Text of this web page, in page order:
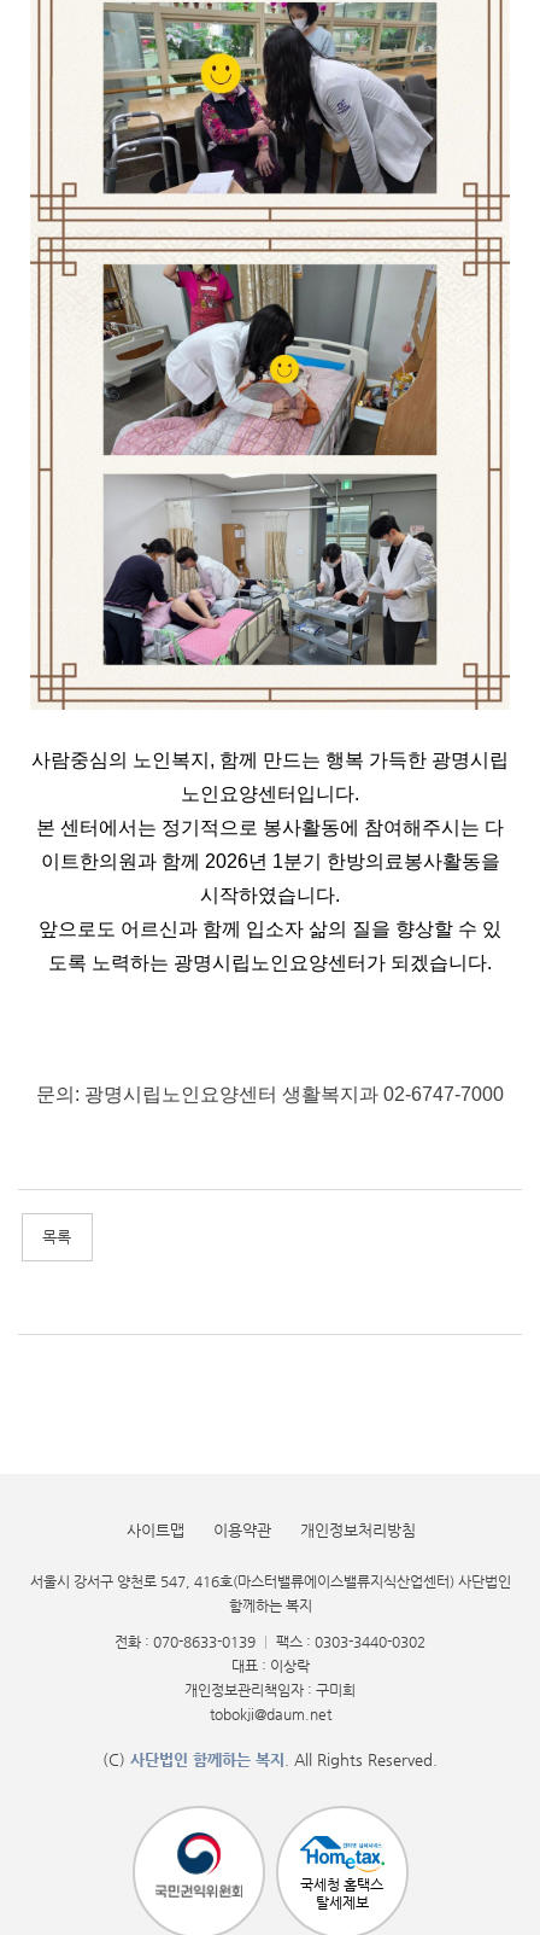
사람중심의 노인복지, 함께 만드는 행복 가득한 광명시립
노인요양센터입니다.
본 센터에서는 정기적으로 봉사활동에 참여해주시는 다
이트한의원과 함께 2026년 1분기 한방의료봉사활동을
시작하였습니다.
앞으로도 어르신과 함께 입소자 삶의 질을 향상할 수 있
도록 노력하는 광명시립노인요양센터가 되겠습니다.
문의: 광명시립노인요양센터 생활복지과 02-6747-7000
사이트맵 이용약관 개인정보처리방침
서울시 강서구 양천로 547, 416호(마스터밸류에이스밸류지식산업센터) 사단법인
함께하는 복지
전화 : 070-8633-0139
팩스 : 0303-3440-0302
대표 : 이상락
개인정보관리책임자 : 구미희
tobokji@daum.net
(C) 사단법인 함께하는 복지 . All Rights Reserved.
국세청 홈택스
탈세제보